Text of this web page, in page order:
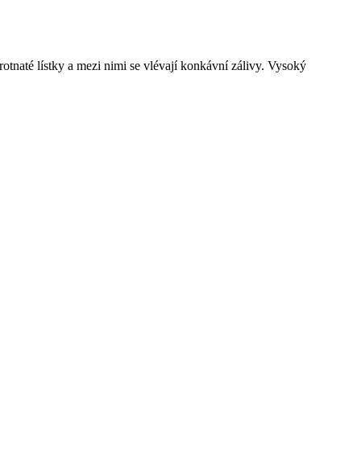
lístky a mezi nimi se vlévají konkávní zálivy. Vysoký